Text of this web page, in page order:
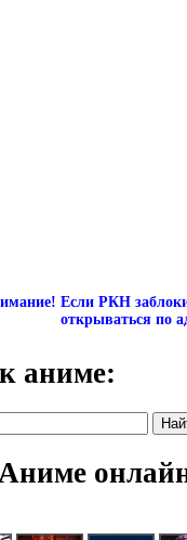
Если РКН
открываться по
аниме: